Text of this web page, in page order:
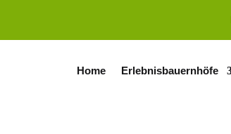
Home Erlebnisbauernhöfe